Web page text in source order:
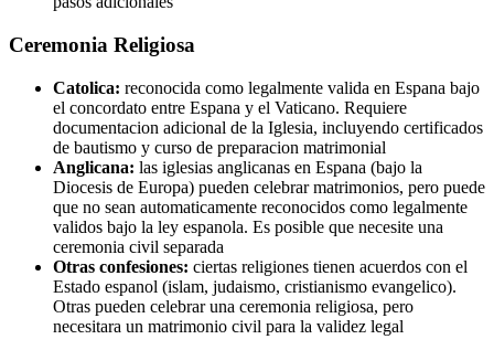
Ceremonia Religiosa
Catolica: reconocida como legalmente valida en Espana bajo
el concordato entre Espana y el Vaticano. Requiere
documentacion adicional de la Iglesia, incluyendo certificados
de bautismo y curso de preparacion matrimonial
Anglicana: las iglesias anglicanas en Espana (bajo la
Diocesis de Europa) pueden celebrar matrimonios, pero puede
que no sean automaticamente reconocidos como legalmente
validos bajo la ley espanola. Es posible que necesite una
ceremonia civil separada
Otras confesiones: ciertas religiones tienen acuerdos con el
Estado espanol (islam, judaismo, cristianismo evangelico).
Otras pueden celebrar una ceremonia religiosa, pero
necesitara un matrimonio civil para la validez legal